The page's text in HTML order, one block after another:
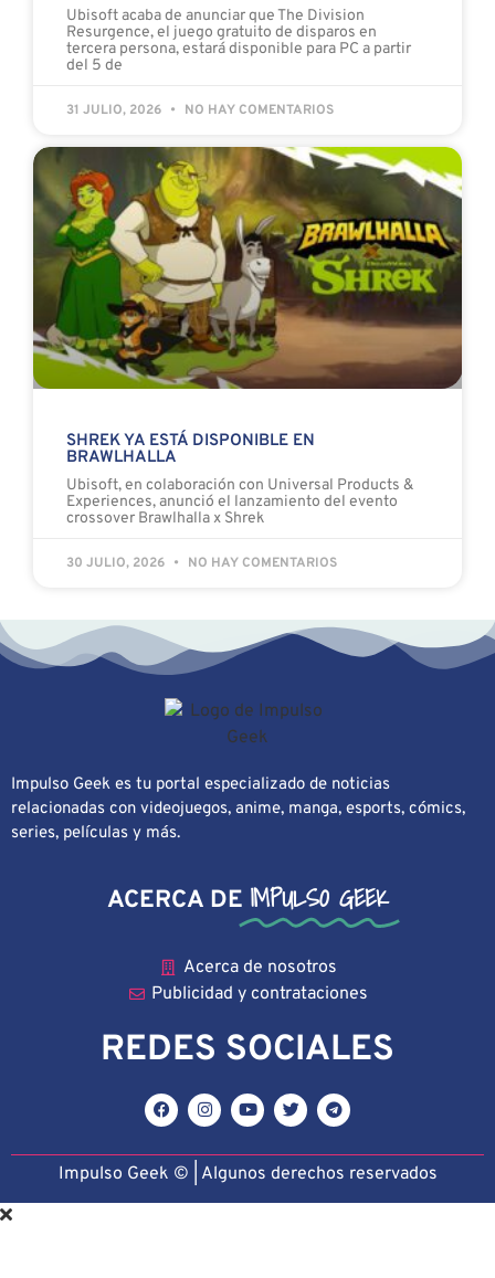
Ubisoft acaba de anunciar que The Division
Resurgence, el juego gratuito de disparos en
tercera persona, estará disponible para PC a partir
del 5 de
31 JULIO, 2026 NO HAY COMENTARIOS
SHREK YA ESTÁ DISPONIBLE EN
BRAWLHALLA
Ubisoft, en colaboración con Universal Products &
Experiences, anunció el lanzamiento del evento
crossover Brawlhalla x Shrek
30 JULIO, 2026 NO HAY COMENTARIOS
Impulso Geek es tu portal especializado de noticias
relacionadas con videojuegos, anime, manga, esports, cómics,
series, películas y más.
ACERCA DE IMPULSO GEEK
Acerca de nosotros
Publicidad y contrataciones
REDES SOCIALES
Impulso Geek © | Algunos derechos reservados